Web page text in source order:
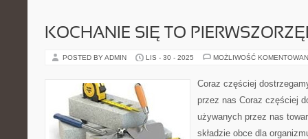
KOCHANIE SIĘ TO
POSTED BY ADMIN LIS - 30 - 2025 MOŻLIWOŚĆ
Coraz częściej
przez nas Coraz częściej
używanych przez nas
składzie obce dla